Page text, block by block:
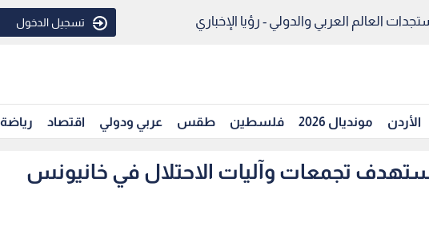
العالم العربي والدولي - رؤيا الإخباري تسجيل الدخول
الأردن مونديال 2026 فلسطين طقس عربي ودولي اقتصاد رياضة
تجمعات وآليات الاحتلال في خانيونس